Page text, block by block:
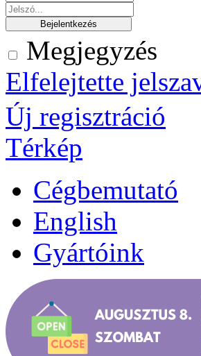
Megjegyzés
Elfelejtette
Új regisztráció
Térkép
Cégbemutató
English
Gyártóink